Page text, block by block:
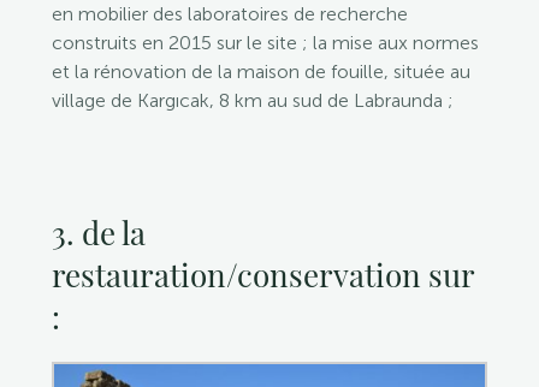
en mobilier des laboratoires de recherche
construits en 2015 sur le site ; la mise aux normes
et la rénovation de la maison de fouille, située au
village de Kargıcak, 8 km au sud de Labraunda ;
3. de la
restauration/conservation sur
: